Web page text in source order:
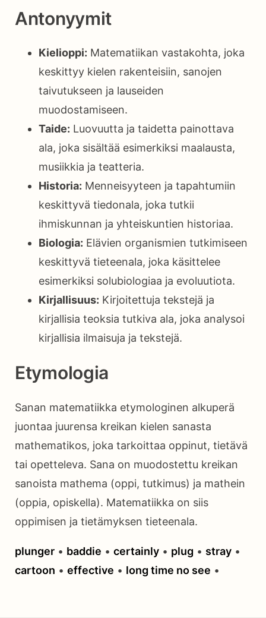
Antonyymit
Kielioppi: Matematiikan vastakohta, joka
keskittyy kielen rakenteisiin, sanojen
taivutukseen ja lauseiden
muodostamiseen.
Taide: Luovuutta ja taidetta painottava
ala, joka sisältää esimerkiksi maalausta,
musiikkia ja teatteria.
Historia: Menneisyyteen ja tapahtumiin
keskittyvä tiedonala, joka tutkii
ihmiskunnan ja yhteiskuntien historiaa.
Biologia: Elävien organismien tutkimiseen
keskittyvä tieteenala, joka käsittelee
esimerkiksi solubiologiaa ja evoluutiota.
Kirjallisuus: Kirjoitettuja tekstejä ja
kirjallisia teoksia tutkiva ala, joka analysoi
kirjallisia ilmaisuja ja tekstejä.
Etymologia
Sanan matematiikka etymologinen alkuperä
juontaa juurensa kreikan kielen sanasta
mathematikos, joka tarkoittaa oppinut, tietävä
tai opetteleva. Sana on muodostettu kreikan
sanoista mathema (oppi, tutkimus) ja mathein
(oppia, opiskella). Matematiikka on siis
oppimisen ja tietämyksen tieteenala.
plunger • baddie • certainly • plug • stray •
cartoon • effective • long time no see •